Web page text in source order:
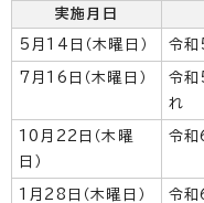
実施月日
5月14日（木曜日） 令
7月16日（木曜日）
令
れ
10月22日（木曜
日）
令
1月28日（木曜日） 令